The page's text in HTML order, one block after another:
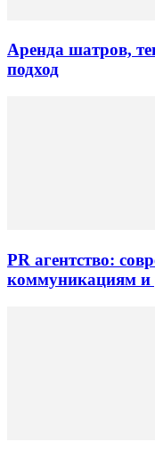
Аренда шатров,
подход
PR агентство:
коммуникациям и